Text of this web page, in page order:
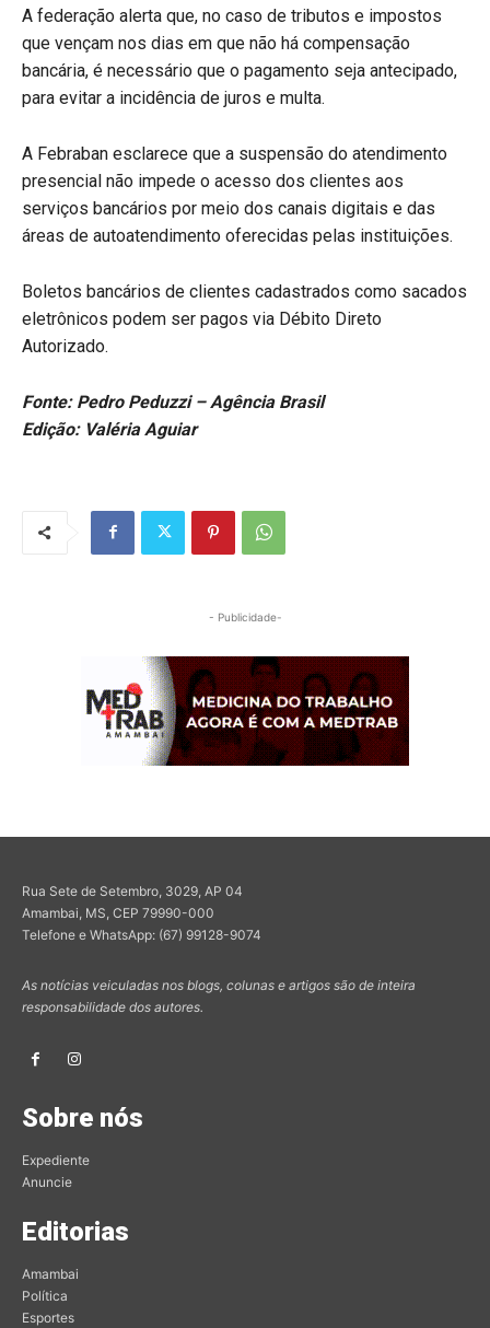
A federação alerta que, no caso de tributos e impostos
que vençam nos dias em que não há compensação
bancária, é necessário que o pagamento seja antecipado,
para evitar a incidência de juros e multa.
A Febraban esclarece que a suspensão do atendimento
presencial não impede o acesso dos clientes aos
serviços bancários por meio dos canais digitais e das
áreas de autoatendimento oferecidas pelas instituições.
Boletos bancários de clientes cadastrados como sacados
eletrônicos podem ser pagos via Débito Direto
Autorizado.
Fonte: Pedro Peduzzi – Agência Brasil
Edição: Valéria Aguiar
- Publicidade-
Rua Sete de Setembro, 3029, AP 04
Amambai, MS, CEP 79990-000
Telefone e WhatsApp: (67) 99128-9074
As notícias veiculadas nos blogs, colunas e artigos são de inteira
responsabilidade dos autores.
Sobre nós
Expediente
Anuncie
Editorias
Amambai
Política
Esportes